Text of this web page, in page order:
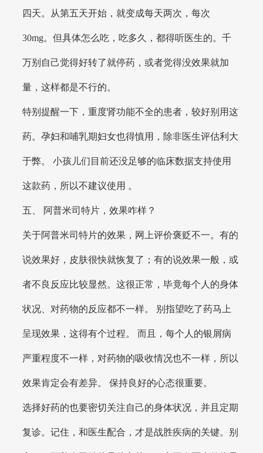
四天。从第五天开始，就变成每天两次，每次
30mg。但具体怎么吃，吃多久，都得听医生的。千
万别自己觉得好转了就停药，或者觉得没效果就加
量，这样都是不行的。
特别提醒一下，重度肾功能不全的患者，较好别用这
药。孕妇和哺乳期妇女也得慎用，除非医生评估利大
于弊。 小孩儿们目前还没足够的临床数据支持使用
这款药，所以不建议使用 。
五、 阿普米司特片，效果咋样？
关于阿普米司特片的效果，网上评价褒贬不一。有的
说效果好，皮肤很快就恢复了；有的说效果一般，或
者不良反应比较显然。这很正常，毕竟每个人的身体
状况、对药物的反应都不一样。 别指望吃了药马上
呈现效果，这得有个过程。 而且，每个人的银屑病
严重程度不一样，对药物的吸收情况也不一样，所以
效果肯定会有差异。 保持良好的心态很重要。
选择好药的也要密切关注自己的身体状况，并且定期
复诊。记住，和医生配合，才是战胜疾病的关键。别